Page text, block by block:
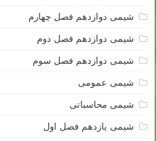
شیمی دوازدهم فصل چهارم
شیمی دوازدهم فصل دوم
شیمی دوازدهم فصل سوم
شیمی عمومی
شیمی محاسباتی
شیمی یازدهم فصل اول